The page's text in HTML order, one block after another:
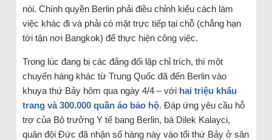
nói. Chính quyền Berlin phải điều chỉnh kiểu cách làm
việc khác đi và phải có mặt trực tiếp tại chỗ (chẳng hạn
tới tận nơi Bangkok) để thực hiện công việc.
Trong lúc đang bị các đảng đối lập chỉ trích, thì một
chuyến hàng khác từ Trung Quốc đã đến Berlin vào
khuya thứ Bảy hôm qua ngày 4/4 – với hai triệu khẩu
trang và 300.000 quần áo bảo hộ. Đáp ứng yêu cầu hỗ
trợ của Bộ trưởng Y tế bang Berlin, bà Dilek Kalayci,
quân đội Đức đã nhận số hàng này vào tối thứ Bảy ở sân